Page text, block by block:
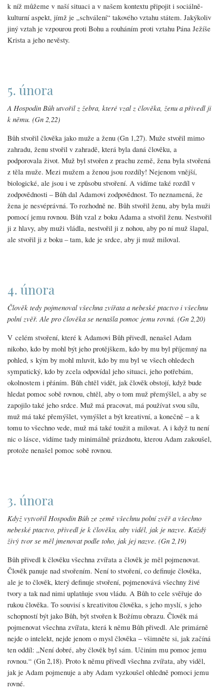
k níž můžeme v naší situaci a v našem kontextu připojit i sociálně-
kulturní aspekt, jímž je „schválení“ takového vztahu státem. Jakýkoliv
jiný vztah je vzpourou proti Bohu a rouháním proti vztahu Pána Ježíše
Krista a jeho nevěsty.
5. února
A Hospodin Bůh utvořil z žebra, které vzal z člověka, ženu a přivedl ji
k němu. (Gn 2,22)
Bůh stvořil člověka jako muže a ženu (Gn 1,27). Muže stvořil mimo
zahradu, ženu stvořil v zahradě, která byla daná člověku, a
podporovala život. Muž byl stvořen z prachu země, žena byla stvořená
z těla muže. Mezi mužem a ženou jsou rozdíly! Nejenom vnější,
biologické, ale jsou i ve způsobu stvoření. A vidíme také rozdíl v
zodpovědnosti – Bůh dal Adamovi zodpovědnost. To neznamená, že
žena je nesvéprávná. To rozhodně ne. Bůh stvořil ženu, aby byla muži
pomocí jemu rovnou. Bůh vzal z boku Adama a stvořil ženu. Nestvořil
ji z hlavy, aby muži vládla, nestvořil ji z nohou, aby po ní muž šlapal,
ale stvořil ji z boku – tam, kde je srdce, aby ji muž miloval.
4. února
Člověk tedy pojmenoval všechna zvířata a nebeské ptactvo i všechnu
polní zvěř. Ale pro člověka se nenašla pomoc jemu rovná. (Gn 2,20)
V celém stvoření, které k Adamovi Bůh přivedl, nenašel Adam
nikoho, kdo by mohl být jeho protějškem, kdo by mu byl příjemný na
pohled, s kým by mohl mluvit, kdo by mu byl ve všech ohledech
sympatický, kdo by zcela odpovídal jeho situaci, jeho potřebám,
okolnostem i přáním. Bůh chtěl vidět, jak člověk obstojí, když bude
hledat pomoc sobě rovnou, chtěl, aby o tom muž přemýšlel, a aby se
zapojilo také jeho srdce. Muž má pracovat, má používat svou sílu,
muž má také přemýšlet, vymýšlet a být kreativní, a konečně – a k
tomu to všechno vede, muž má také toužit a milovat. A i když tu není
nic o lásce, vidíme tady minimálně prázdnotu, kterou Adam zakoušel,
protože nenašel pomoc sobě rovnou.
3. února
Když vytvořil Hospodin Bůh ze země všechnu polní zvěř a všechno
nebeské ptactvo, přivedl je k člověku, aby viděl, jak je nazve. Každý
živý tvor se měl jmenovat podle toho, jak jej nazve. (Gn 2,19)
Bůh přivedl k člověku všechna zvířata a člověk je měl pojmenovat.
Člověk panuje nad stvořením. Není to stvoření, co definuje člověka,
ale je to člověk, který definuje stvoření, pojmenovává všechny živé
tvory a tak nad nimi uplatňuje svou vládu. A Bůh to cele svěřuje do
rukou člověka. To souvisí s kreativitou člověka, s jeho myslí, s jeho
schopností být jako Bůh, být stvořen k Božímu obrazu. Člověk má
pojmenovat všechna zvířata, která k němu Bůh přivedl. Ale primárně
nejde o intelekt, nejde jenom o mysl člověka – všimněte si, jak začíná
ten oddíl: „Není dobré, aby člověk byl sám. Učiním mu pomoc jemu
rovnou.“ (Gn 2,18). Proto k němu přivedl všechna zvířata, aby viděl,
jak je Adam pojmenuje a aby Adam vyzkoušel ohledně pomoci jemu
rovné.